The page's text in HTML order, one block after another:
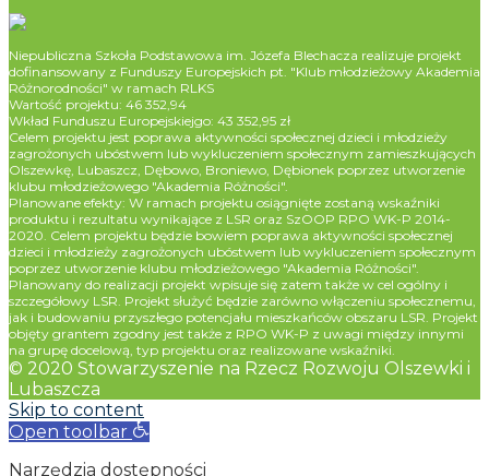
Niepubliczna Szkoła Podstawowa im. Józefa Blechacza realizuje projekt
dofinansowany z Funduszy Europejskich pt. "Klub młodzieżowy Akademia
Różnorodności" w ramach RLKS
Wartość projektu: 46 352,94
Wkład Funduszu Europejskiejgo: 43 352,95 zł
Celem projektu jest poprawa aktywności społecznej dzieci i młodzieży
zagrożonych ubóstwem lub wykluczeniem społecznym zamieszkujących
Olszewkę, Lubaszcz, Dębowo, Broniewo, Dębionek poprzez utworzenie
klubu młodzieżowego "Akademia Różności".
Planowane efekty: W ramach projektu osiągnięte zostaną wskaźniki
produktu i rezultatu wynikające z LSR oraz SzOOP RPO WK-P 2014-
2020. Celem projektu będzie bowiem poprawa aktywności społecznej
dzieci i młodzieży zagrożonych ubóstwem lub wykluczeniem społecznym
poprzez utworzenie klubu młodzieżowego "Akademia Różności".
Planowany do realizacji projekt wpisuje się zatem także w cel ogólny i
szczegółowy LSR. Projekt służyć będzie zarówno włączeniu społecznemu,
jak i budowaniu przyszłego potencjału mieszkańców obszaru LSR. Projekt
objęty grantem zgodny jest także z RPO WK-P z uwagi między innymi
na grupę docelową, typ projektu oraz realizowane wskaźniki.
© 2020 Stowarzyszenie na Rzecz Rozwoju Olszewki i
Lubaszcza
Skip to content
Open toolbar
Narzędzia dostępności